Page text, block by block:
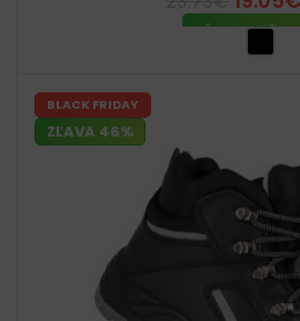
VÝBER
BLACK FRIDAY
ZĽAVA 46%